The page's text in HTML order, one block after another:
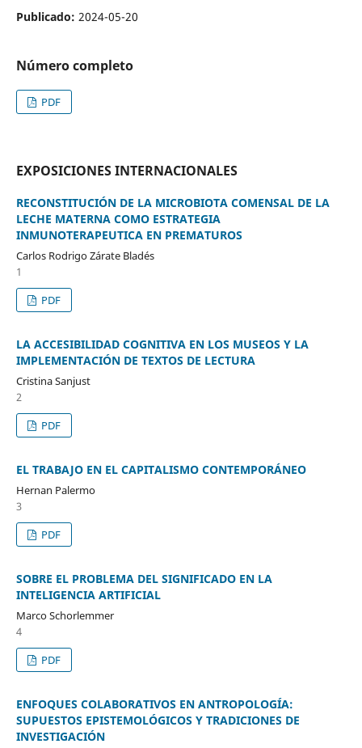
Publicado: 2024-05-20
Número completo
PDF
EXPOSICIONES INTERNACIONALES
RECONSTITUCIÓN DE LA MICROBIOTA COMENSAL DE LA
LECHE MATERNA COMO ESTRATEGIA
INMUNOTERAPEUTICA EN PREMATUROS
Carlos Rodrigo Zárate Bladés
1
PDF
LA ACCESIBILIDAD COGNITIVA EN LOS MUSEOS Y LA
IMPLEMENTACIÓN DE TEXTOS DE LECTURA
Cristina Sanjust
2
PDF
EL TRABAJO EN EL CAPITALISMO CONTEMPORÁNEO
Hernan Palermo
3
PDF
SOBRE EL PROBLEMA DEL SIGNIFICADO EN LA
INTELIGENCIA ARTIFICIAL
Marco Schorlemmer
4
PDF
ENFOQUES COLABORATIVOS EN ANTROPOLOGÍA:
SUPUESTOS EPISTEMOLÓGICOS Y TRADICIONES DE
INVESTIGACIÓN